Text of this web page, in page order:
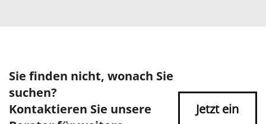
Sie finden nicht, wonach Sie
suchen?
Kontaktieren Sie unsere
Jetzt ein